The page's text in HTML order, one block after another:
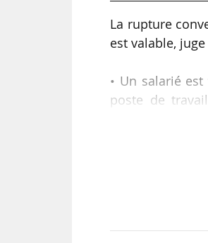
La rupture
est valable,
• Un salarié
poste de
• La Cour
est
remise en